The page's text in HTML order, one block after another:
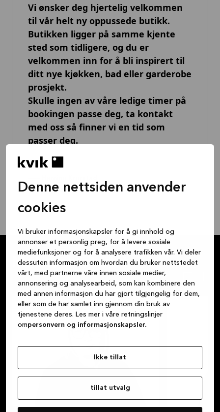
Denne nettsiden anvender
cookies
Vi bruker informasjonskapsler for å gi innhold og
annonser et personlig preg, for å levere sosiale
mediefunksjoner og for å analysere trafikken vår. Vi deler
dessuten informasjon om hvordan du bruker nettstedet
vårt, med partnerne våre innen sosiale medier,
annonsering og analysearbeid, som kan kombinere den
med annen informasjon du har gjort tilgjengelig for dem,
eller som de har samlet inn gjennom din bruk av
tjenestene deres. Les mer i våre retningslinjer
ompersonvern og informasjonskapsler.
Ikke tillat
tillat utvalg
Vi ønsker deg hjertelig velkommen
til vår helt ny oppussede butikk.
Butikken ligger på samme kjente
sted som tidligere, og du er
velkommen inn for å bli inspirert til
ditt nye kjøkken, bad eller garderobe
prosjekt.
Skulle ingen av våre ledige timer på
bookingen passe deg, ta kontakt
med oss så finner vi en tid som
passer deg.
Franchisetaker
Møt teamet vårt